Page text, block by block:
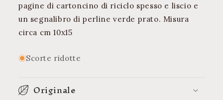
pagine di cartoncino di riciclo spesso e liscio e
un segnalibro di perline verde prato. Misura
circa cm 10x15
Scorte ridotte
Originale